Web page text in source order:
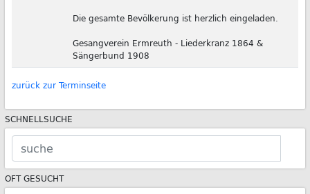
Die gesamte Bevölkerung ist herzlich eingeladen.
Gesangverein Ermreuth - Liederkranz 1864 &
Sängerbund 1908
zurück zur Terminseite
SCHNELLSUCHE
OFT GESUCHT